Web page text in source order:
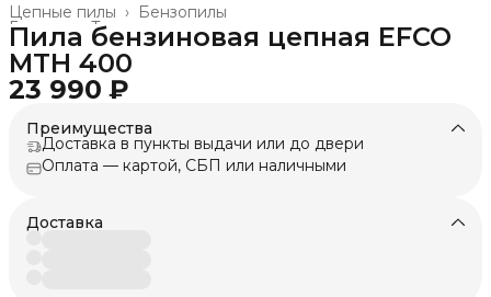
Бензопилы
Цепные пилы ›
Техника для леса, сада, парка
Главная ›
Пила бензиновая цепная EFCO
MTH 400
23 990 ₽
Преимущества
Доставка в пункты выдачи или до двери
Оплата — картой, СБП или наличными
Доставка